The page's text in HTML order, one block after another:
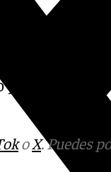
que el
Sin
fue
oX. Puedes